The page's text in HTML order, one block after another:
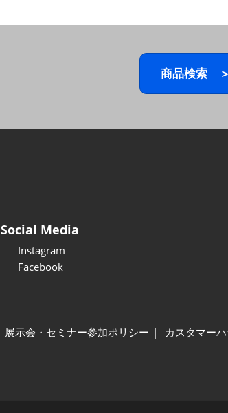
商品検索 ＞
Social Media
Instagram
Facebook
展示会・セミナー参加ポリシー
カスタマー